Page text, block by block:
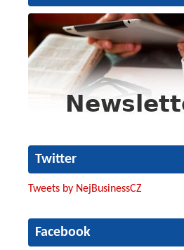
Twitter
Tweets by NejBusinessCZ
Facebook